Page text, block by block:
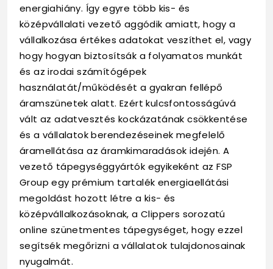
energiahiány. Így egyre több kis- és
középvállalati vezető aggódik amiatt, hogy a
vállalkozása értékes adatokat veszíthet el, vagy
hogy hogyan biztosítsák a folyamatos munkát
és az irodai számítógépek
használatát/működését a gyakran fellépő
áramszünetek alatt. Ezért kulcsfontosságúvá
vált az adatvesztés kockázatának csökkentése
és a vállalatok berendezéseinek megfelelő
áramellátása az áramkimaradások idején. A
vezető tápegységgyártók egyikeként az FSP
Group egy prémium tartalék energiaellátási
megoldást hozott létre a kis- és
középvállalkozásoknak, a Clippers sorozatú
online szünetmentes tápegységet, hogy ezzel
segítsék megőrizni a vállalatok tulajdonosainak
nyugalmát.